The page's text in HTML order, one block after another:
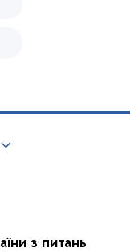
з питань